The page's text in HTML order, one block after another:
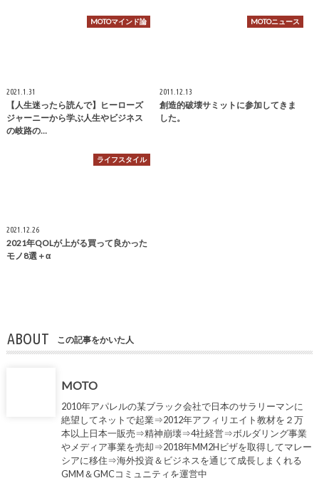
MOTOマインド論
2021.1.31
【人生迷ったら読んで】ヒーローズ
ジャーニーから学ぶ人生やビジネス
の岐路の…
MOTOニュース
2011.12.13
創造的破壊サミットに参加してきま
した。
ライフスタイル
2021.12.26
2021年QOLが上がる買って良かった
モノ8選＋α
ABOUT この記事をかいた人
MOTO
2010年アパレルの某ブラック会社で日本のサラリーマンに
絶望してネットで起業⇒2012年アフィリエイト教材を２万
本以上日本一販売⇒精神崩壊⇒4社経営⇒ボルダリング事業
やメディア事業を売却⇒2018年MM2Hビザを取得してマレー
シアに移住⇒海外投資＆ビジネスを通じて成長しまくれる
GMM＆GMCコミュニティを運営中